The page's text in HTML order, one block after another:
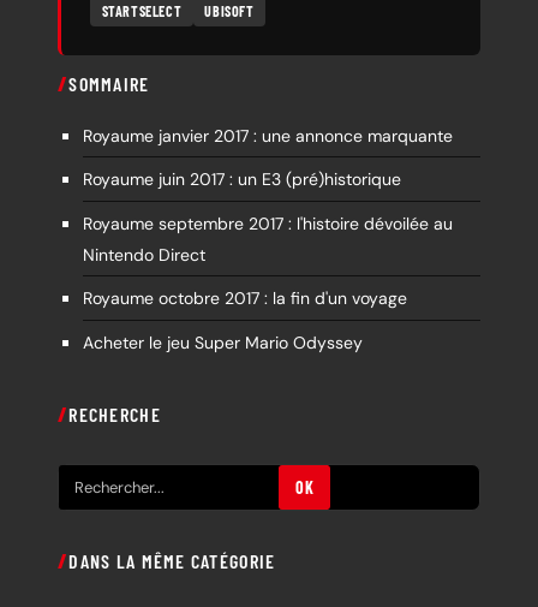
STARTSELECT
UBISOFT
SOMMAIRE
Royaume janvier 2017 : une annonce marquante
Royaume juin 2017 : un E3 (pré)historique
Royaume septembre 2017 : l'histoire dévoilée au
Nintendo Direct
Royaume octobre 2017 : la fin d'un voyage
Acheter le jeu Super Mario Odyssey
RECHERCHE
e
h
OK
DANS LA MÊME CATÉGORIE